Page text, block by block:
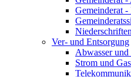
Gemeinderat -
Ver- und Entsorgung
Abwasser und
Strom und Gas